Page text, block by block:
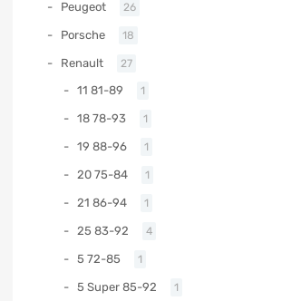
Peugeot 26
Porsche 18
Renault 27
11 81-89 1
18 78-93 1
19 88-96 1
20 75-84 1
21 86-94 1
25 83-92 4
5 72-85 1
5 Super 85-92 1